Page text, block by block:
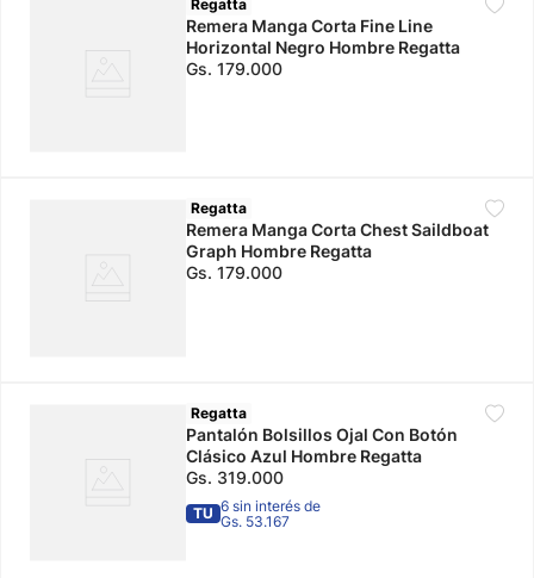
Regatta
Remera Manga Corta Fine Line
Horizontal Negro Hombre Regatta
Gs. 179.000
Regatta
Remera Manga Corta Chest Saildboat
Graph Hombre Regatta
Gs. 179.000
Regatta
Pantalón Bolsillos Ojal Con Botón
Clásico Azul Hombre Regatta
Gs. 319.000
TU 6 sin interés de
Gs. 53.167